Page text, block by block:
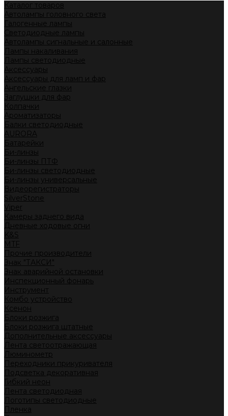
Каталог товаров
Автолампы головного света
Галогенные лампы
Светодиодные лампы
Автолампы сигнальные и салонные
Лампы накаливания
Лампы светодиодные
Аксессуары
Аксессуары для ламп и фар
Ангельские глазки
Заглушки для фар
Колпачки
Ароматизаторы
Балки светодиодные
AURORA
Батарейки
Би-линзы
Би-линзы ПТФ
Би-линзы светодиодные
Би-линзы универсальные
Видеорегистраторы
SilverStone
Viper
Камеры заднего вида
Дневные ходовые огни
K&S
MTF
Прочие производители
Знак "ТАКСИ"
Знак аварийной остановки
Инспекционный фонарь
Инструмент
Комбо устройство
Ксенон
Блоки розжига
Блоки розжига штатные
Дополнительные аксессуары
Лента светоотражающая
Люминометр
Переходники прикуривателя
Подсветка декоративная
Гибкий неон
Лента светодиодная
Логотипы светодиодные
Пленка